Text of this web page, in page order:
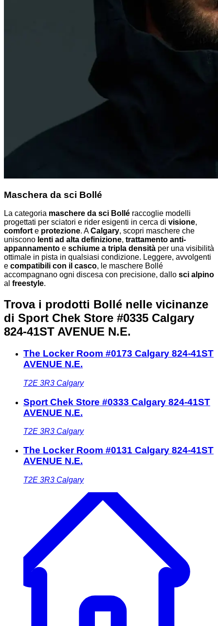
Maschera da sci Bollé
La categoria maschere da sci Bollé raccoglie modelli
progettati per sciatori e rider esigenti in cerca di visione,
comfort e protezione. ACalgary, scopri maschere che
uniscono lenti ad alta definizione, trattamento anti-
appannamento e schiume a tripla densità per una visibilità
ottimale in pista in qualsiasi condizione. Leggere, avvolgenti
e compatibili con il casco, le maschere Bollé
accompagnano ogni discesa con precisione, dallo sci alpino
al freestyle.
Trova i prodotti Bollé nelle vicinanze
di Sport Chek Store #0335 Calgary
824-41ST AVENUE N.E.
The Locker Room #0173 Calgary 824-41ST
AVENUE N.E.
T2E 3R3 Calgary
Sport Chek Store #0333 Calgary 824-41ST
AVENUE N.E.
T2E 3R3 Calgary
The Locker Room #0131 Calgary 824-41ST
AVENUE N.E.
T2E 3R3 Calgary